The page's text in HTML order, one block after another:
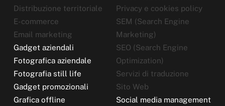
Distribuzione territoriale
E-commerce
Email marketing
Gadget aziendali
Fotografica aziendale
Fotografia still life
Gadget promozionali
Grafica offline
Privacy e cookies policy
SEM (Search Engine
Marketing)
SEO (Search Engine
Optimization)
Servizi di traduzione
Sito Web
Social media management